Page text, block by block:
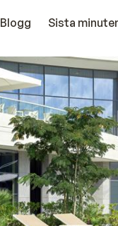
Blogg Sista